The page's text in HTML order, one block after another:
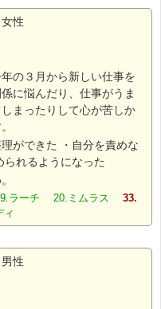
性
の３月から新しい仕事を
に悩んだり、仕事がうま
まったりして心が苦しか
ができた ・自分を責めな
られるようになった
ラーチ 20.ミムラス 33.
ィ
性